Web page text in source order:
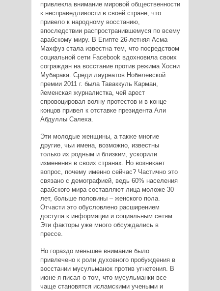
привлекла внимание мировой общественности
к несправедливости в своей стране, что
привело к народному восстанию,
впоследствии распространившемуся по всему
арабскому миру. В Египте 26-летняя Асма
Махфуз стала известна тем, что посредством
социальной сети Facebook вдохновила своих
сограждан на восстание против режима Хосни
Мубарака. Среди лауреатов Нобелевской
премии 2011 г. была Таваккуль Карман,
йеменская журналистка, чей арест
спровоцировал волну протестов и в конце
концов привел к отставке президента Али
Абдуллы Салеха.
Эти молодые женщины, а также многие
другие, чьи имена, возможно, известны
только их родным и близким, ускорили
изменения в своих странах. Но возникает
вопрос, почему именно сейчас? Частично это
связано с демографией, ведь 60% населения
арабского мира составляют лица моложе 30
лет, больше половины – женского пола.
Отчасти это обусловлено расширением
доступа к информации и социальным сетям.
Эти факторы уже много обсуждались в
прессе.
Но гораздо меньшее внимание было
привлечено к роли духовного пробуждения в
восстании мусульманок против угнетения. В
июне я писал о том, что мусульманки все
чаще становятся исламскими учеными и